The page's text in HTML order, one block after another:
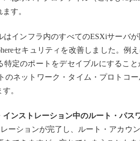
す。
はインフラ内のすべてのESXiサーバ
セキュリティを改善しました。例
特定のポートをデセイブルにするこ
のネットワーク・タイム・プロトコ
。
インストレーション中のルート・パス
ーションが完了し、ルート・アカウ